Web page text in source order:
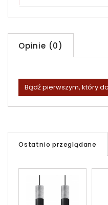
Opinie (0)
Bądź pierwszym, który
Ostatnio przeglądane